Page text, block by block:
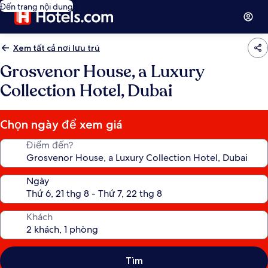
Đến trang nội dung
Xem tất cả nơi lưu trú
Grosvenor House, a Luxury
Collection Hotel, Dubai
Chọn ngày để xem giá
Điểm đến?
Ngày
Khách
Tìm